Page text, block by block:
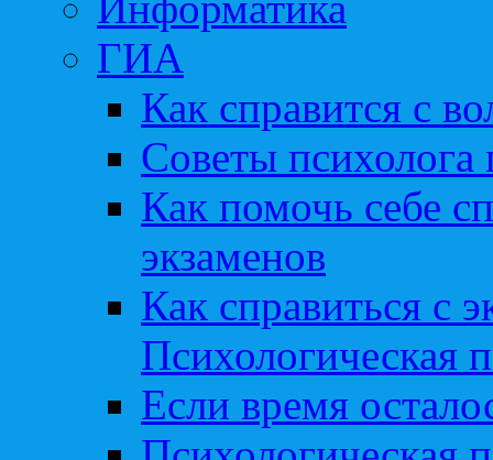
ГИА
Как справится с
Советы
Как помочь себе
экзаменов
Как справиться с
Психологическая
Если время